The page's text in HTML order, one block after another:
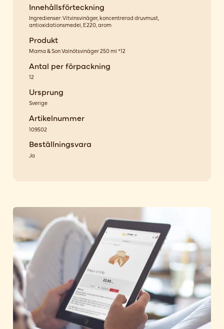
Innehållsförteckning
Ingredienser: Vitvinsvinäger, koncentrerad druvmust,
antioxidationsmedel, E220, arom
Produkt
Mama & Son Valnötsvinäger 250 ml *12
Antal per förpackning
12
Ursprung
Sverige
Artikelnummer
109502
Beställningsvara
Ja